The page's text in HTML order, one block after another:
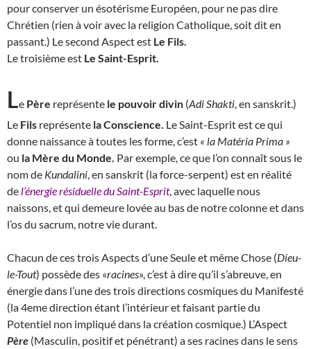
pour conserver un ésotérisme Européen, pour ne pas dire
Chrétien (rien à voir avec la religion Catholique, soit dit en
passant.) Le second Aspect est Le Fils.
Le troisième est Le Saint-Esprit.
Le Père représente le pouvoir divin (Adi Shakti , en sanskrit.)
Le Fils représente la Conscience. Le Saint-Esprit est ce qui
donne naissance à toutes les forme, c’est « la Matéria Prima »
ou la Mère du Monde. Par exemple, ce que l’on connaît sous le
nom de Kundalini , en sanskrit (la force-serpent) est en réalité
de l’énergie résiduelle du Saint-Esprit, avec laquelle nous
naissons, et qui demeure lovée au bas de notre colonne et dans
l’os du sacrum, notre vie durant.
Chacun de ces trois Aspects d’une Seule et même Chose (Dieu-
le-Tout) possède des «racines», c’est à dire qu’il s’abreuve, en
énergie dans l’une des trois directions cosmiques du Manifesté
(la 4eme direction étant l’intérieur et faisant partie du
Potentiel non impliqué dans la création cosmique.) L’Aspect
Père (Masculin, positif et pénétrant) a ses racines dans le sens